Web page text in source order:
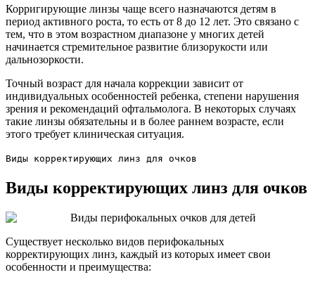
Корригирующие линзы чаще всего назначаются детям в
период активного роста, то есть от 8 до 12 лет. Это связано с
тем, что в этом возрастном диапазоне у многих детей
начинается стремительное развитие близорукости или
дальнозоркости.
Точный возраст для начала коррекции зависит от
индивидуальных особенностей ребенка, степени нарушения
зрения и рекомендаций офтальмолога. В некоторых случаях
такие линзы обязательны и в более раннем возрасте, если
этого требует клиническая ситуация.
Виды корректирующих линз для очков
Виды корректирующих линз для очков
Существует несколько видов перифокальных
корректирующих линз, каждый из которых имеет свои
особенности и преимущества: